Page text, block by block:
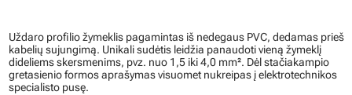
Uždaro profilio žymeklis pagamintas iš nedegaus PVC, dedamas prieš
kabelių sujungimą. Unikali sudėtis leidžia panaudoti vieną žymeklį
dideliems skersmenims, pvz. nuo 1,5 iki 4,0 mm². Dėl stačiakampio
gretasienio formos aprašymas visuomet nukreipas į elektrotechnikos
specialisto pusę.